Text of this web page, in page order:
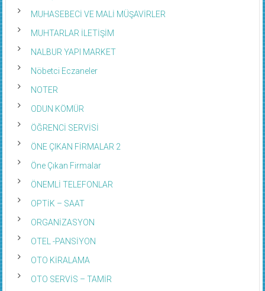
MUHASEBECİ VE MALİ MÜŞAVİRLER
MUHTARLAR İLETİŞİM
NALBUR YAPI MARKET
Nöbetci Eczaneler
NOTER
ODUN KÖMÜR
ÖĞRENCİ SERVİSİ
ÖNE ÇIKAN FİRMALAR 2
Öne Çıkan Firmalar
ÖNEMLİ TELEFONLAR
OPTİK – SAAT
ORGANİZASYON
OTEL -PANSİYON
OTO KİRALAMA
OTO SERVİS – TAMİR